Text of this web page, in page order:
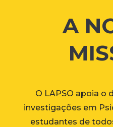
A
O LAPSO apoia o
investigações em
estudantes de